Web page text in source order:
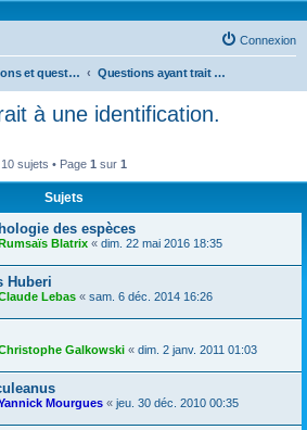
Connexion
Informations et questions taxonomiques Questions ayant trait à une identification.
à une identification.
10 sujets • Page 1 sur 1
Sujets
des espèces
Blatrix « dim. 22 mai 2016 18:35
Huberi
Lebas « sam. 6 déc. 2014 16:26
Galkowski « dim. 2 janv. 2011 01:03
Mourgues « jeu. 30 déc. 2010 00:35